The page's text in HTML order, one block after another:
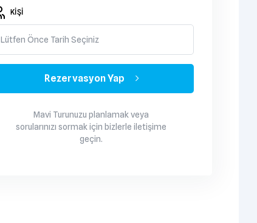
KIŞI
Lütfen Önce Tarih Seçiniz
Rezervasyon Yap
Mavi Turunuzu planlamak veya
sorularınızı sormak için bizlerle iletişime
geçin.